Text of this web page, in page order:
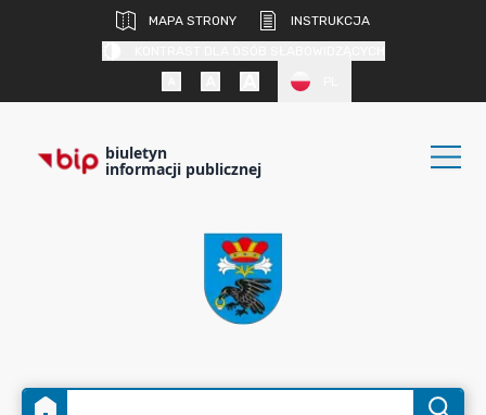
MAPA STRONY
INSTRUKCJA
biuletyn
informacji publicznej